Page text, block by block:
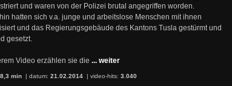
und waren von der Polizei brutal angegriffen worden.
hatten sich v.a. junge und arbeitslose Menschen mit ihnen
und das Regierungsgebäude des Kantons Tusla gestürmt und
gesetzt.
Video erzählen sie die ... weiter
8,3 min | datum: 21.02.2014 | video-hits: 3.040